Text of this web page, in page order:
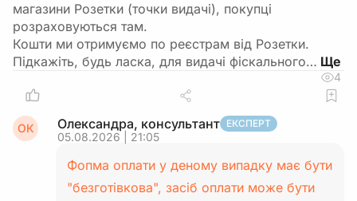
магазини Розетки (точки видачі), покупці
розраховуються там.
Кошти ми отримуємо по реєстрам від Розетки.
Підкажіть, будь ласка, для видачі фіскального…
4
ОК Олександра, консультант ЕКСПЕРТ
05.08.2026 | 21:05
Фопма оплати у деному випадку має бути
"безготівкова", засіб оплати може бути